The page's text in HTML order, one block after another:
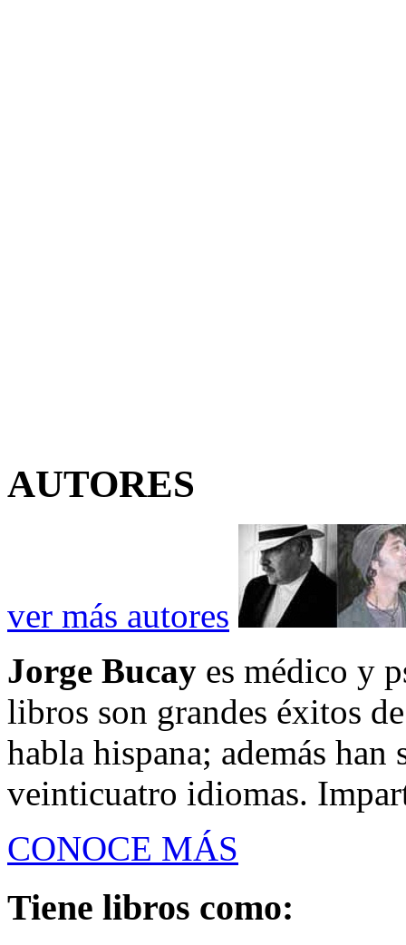
AUTORES
ver más autores
Jorge Bucay es médico y
libros son grandes éxitos
habla hispana; además
veinticuatro idiomas.
CONOCE MÁS
Tiene libros como: